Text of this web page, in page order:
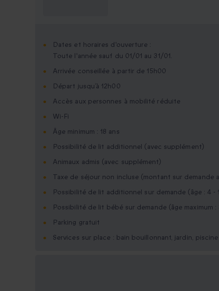
Dates et horaires d'ouverture :
Toute l'année sauf du 01/01 au 31/01.
Arrivée conseillée à partir de 15h00
Départ jusqu’à 12h00
Accès aux personnes à mobilité réduite
Wi-Fi
Âge minimum : 18 ans
Possibilité de lit additionnel (avec supplément)
Animaux admis (avec supplément)
Taxe de séjour non incluse (montant sur demande
Possibilité de lit additionnel sur demande (âge : 4 -
Possibilité de lit bébé sur demande (âge maximum :
Parking gratuit
Services sur place : bain bouillonnant, jardin,